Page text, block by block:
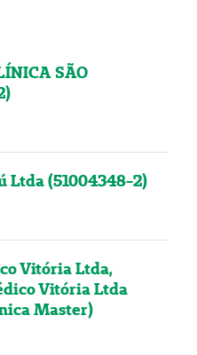
SÃO
Ltda (51004348-2)
Vitória Ltda,
Vitória Ltda
Master)